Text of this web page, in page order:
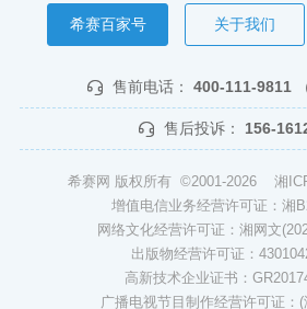
希赛百家号 关于我们
售前电话： 400-111-9811
售后投诉： 156-
希赛网 版权所有 ©2001-2026 湘
增值电信业务经营许可证：湘
网络文化经营许可证：湘网文
出版物经营许可证：
高新技术企业证书：
广播电视节目制作经营许可证：